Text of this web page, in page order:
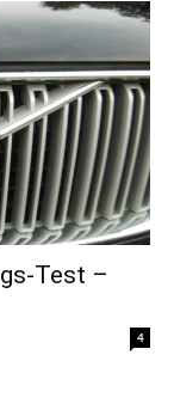
Test –
4